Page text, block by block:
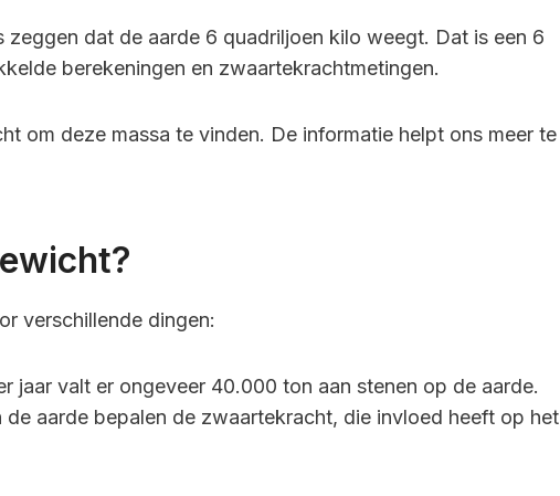
zeggen dat de aarde 6 quadriljoen kilo weegt. Dat is een 6
berekeningen en zwaartekrachtmetingen.
om deze massa te vinden. De informatie helpt ons meer te
verschillende dingen:
jaar valt er ongeveer 40.000 ton aan stenen op de aarde.
de aarde bepalen de zwaartekracht, die invloed heeft op het